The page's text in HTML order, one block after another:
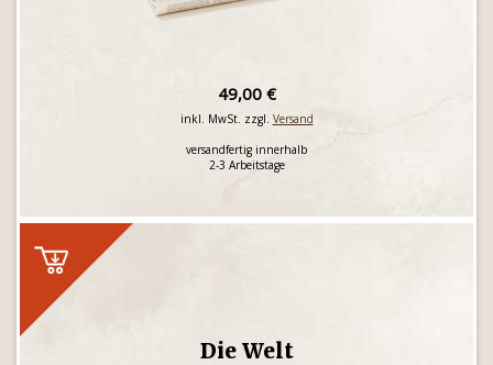
49,00 €
inkl. MwSt. zzgl. Versand
versandfertig innerhalb
2-3 Arbeitstage
Die Welt